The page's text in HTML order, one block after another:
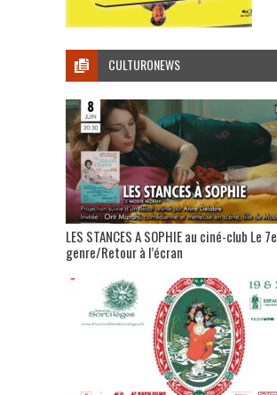
CULTURONEWS
LES STANCES A SOPHIE au ciné-club Le 7e
genre/Retour à l’écran